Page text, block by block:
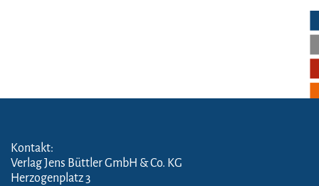
Kontakt:
Verlag Jens Büttler GmbH & Co. KG
Herzogenplatz 3